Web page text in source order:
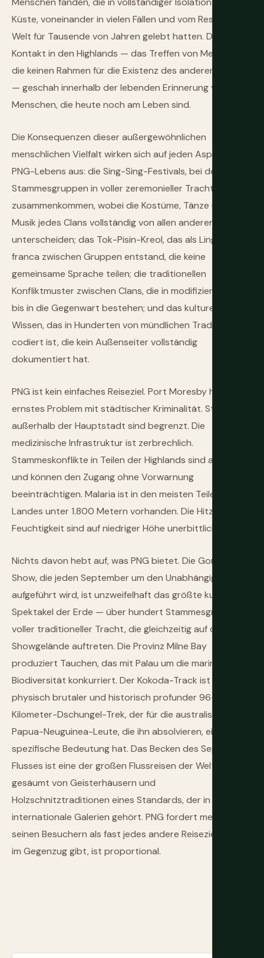
Küste, voneinander in vielen Fällen und vom Rest der
Welt für Tausende von Jahren gelebt hatten. Der erste
Kontakt in den Highlands — das Treffen von Menschen,
die keinen Rahmen für die Existenz des anderen hatten
— geschah innerhalb der lebenden Erinnerung von
Menschen, die heute noch am Leben sind.
Die Konsequenzen dieser außergewöhnlichen
menschlichen Vielfalt wirken sich auf jeden Aspekt des
PNG-Lebens aus: die Sing-Sing-Festivals, bei denen
Stammesgruppen in voller zeremonieller Tracht
zusammenkommen, wobei die Kostüme, Tänze und
Musik jedes Clans vollständig von allen anderen
unterscheiden; das Tok-Pisin-Kreol, das als Lingua-
franca zwischen Gruppen entstand, die keine
gemeinsame Sprache teilen; die traditionellen
Konfliktmuster zwischen Clans, die in modifizierter Form
bis in die Gegenwart bestehen; und das kulturelle
Wissen, das in Hunderten von mündlichen Traditionen
codiert ist, die kein Außenseiter vollständig
dokumentiert hat.
PNG ist kein einfaches Reiseziel. Port Moresby hat ein
ernstes Problem mit städtischer Kriminalität. Straßen
außerhalb der Hauptstadt sind begrenzt. Die
medizinische Infrastruktur ist zerbrechlich.
Stammeskonflikte in Teilen der Highlands sind anhaltend
und können den Zugang ohne Vorwarnung
beeinträchtigen. Malaria ist in den meisten Teilen des
Landes unter 1.800 Metern vorhanden. Die Hitze und
Feuchtigkeit sind auf niedriger Höhe unerbittlich.
Nichts davon hebt auf, was PNG bietet. Die Goroka
Show, die jeden September um den Unabhängigkeitstag
aufgeführt wird, ist unzweifelhaft das größte kulturelle
Spektakel der Erde — über hundert Stammesgruppen in
voller traditioneller Tracht, die gleichzeitig auf dem
Showgelände auftreten. Die Provinz Milne Bay
produziert Tauchen, das mit Palau um die marine
Biodiversität konkurriert. Der Kokoda-Track ist ein
physisch brutaler und historisch profunder 96-
Kilometer-Dschungel-Trek, der für die australischen und
Papua-Neuguinea-Leute, die ihn absolvieren, eine
spezifische Bedeutung hat. Das Becken des Sepik-
Flusses ist eine der großen Flussreisen der Welt,
gesäumt von Geisterhäusern und
Holzschnitztraditionen eines Standards, der in
internationale Galerien gehört. PNG fordert mehr von
seinen Besuchern als fast jedes andere Reiseziel. Was es
im Gegenzug gibt, ist proportional.